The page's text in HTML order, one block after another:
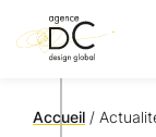
Accueil /